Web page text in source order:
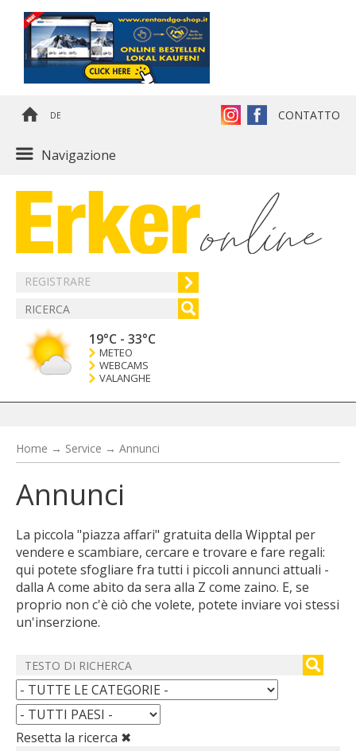
DE CONTATTO
Navigazione
REGISTRARE
19°C - 33°C
METEO
WEBCAMS
VALANGHE
Home → Service → Annunci
Annunci
La piccola "piazza affari" gratuita della Wipptal per
vendere e scambiare, cercare e trovare e fare regali:
qui potete sfogliare fra tutti i piccoli annunci attuali -
dalla A come abito da sera alla Z come zaino. E, se
proprio non c'è ciò che volete, potete inviare voi stessi
un'inserzione.
Resetta la ricerca ✖